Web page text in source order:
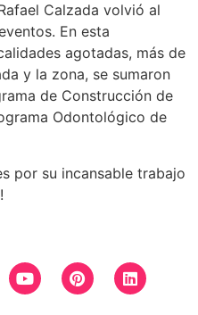
Calzada volvió al
En esta
agotadas, más de
y la zona, se sumaron
de Construcción de
Odontológico de
por su incansable trabajo